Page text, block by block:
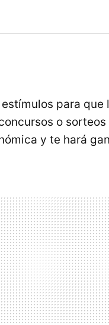
para que
o
y te hará